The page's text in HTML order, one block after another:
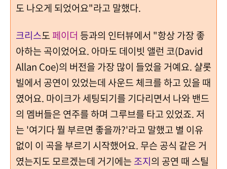
도 나오게 되었어요"라고 말했다.
크리스도페이더 등과의 인터뷰에서 "항상 가장 좋
아하는 곡이었어요. 아마도 데이빗 앨런 코(David
Allan Coe)의 버전을 가장 많이 들었을 거예요. 샬롯
빌에서 공연이 있었는데 사운드 체크를 하고 있을 때
였어요. 마이크가 세팅되기를 기다리면서 나와 밴드
의 멤버들은 연주를 하며 그루브를 타고 있었죠. 저
는 '여기다 뭘 부르면 좋을까?'라고 말했고 별 이유
없이 이 곡을 부르기 시작했어요. 무슨 공식 같은 거
였는지도 모르겠는데 거기에는 조지의 공연 때 스틸